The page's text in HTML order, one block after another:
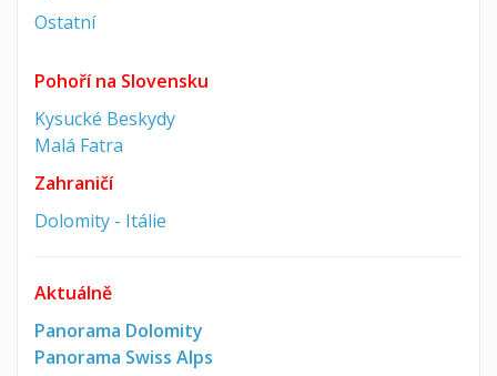
Ostatní
Pohoří na Slovensku
Kysucké Beskydy
Malá Fatra
Zahraničí
Dolomity - Itálie
Aktuálně
Panorama Dolomity
Panorama Swiss Alps